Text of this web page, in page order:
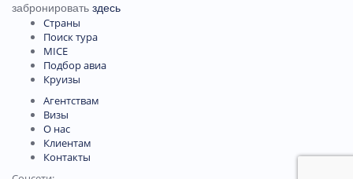
забронировать здесь
Страны
Поиск тура
MICE
Подбор авиа
Круизы
Агентствам
Визы
О нас
Клиентам
Контакты